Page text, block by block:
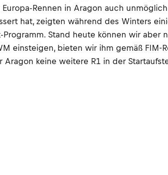
Rennen in Aragon auch
hat, zeigten während des Winters
Stand heute können wir aber
einsteigen, bieten wir ihm gemäß
keine weitere R1 in der